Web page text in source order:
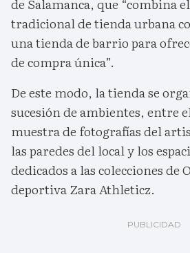
de Salamanca, que “combina
tradicional de tienda urbana
una tienda de barrio para
de compra única”.
De este modo, la tienda se
sucesión de ambientes, entre
muestra de fotografías del
las paredes del local y los
dedicados a las colecciones de
deportiva Zara Athleticz.